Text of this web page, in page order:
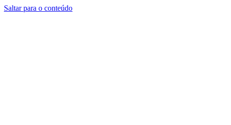
Saltar para o conteúdo